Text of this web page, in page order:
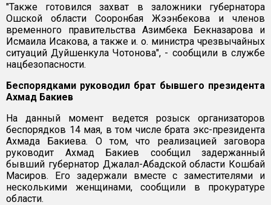
"Также готовился захват в заложники губернатора
Ошской области Сооронбая Жээнбекова и членов
временного правительства Азимбека Бекназарова и
Исмаила Исакова, а также и. о. министра чрезвычайных
ситуаций Дуйшенкула Чотонова", - сообщили в службе
нацбезопасности.
Беспорядками руководил брат бывшего президента
Ахмад Бакиев
На данный момент ведется розыск организаторов
беспорядков 14 мая, в том числе брата экс-президента
Ахмада Бакиева. О том, что реализацией заговора
руководит Ахмад Бакиев сообщил задержанный
бывший губернатор Джалал-Абадской области Кошбай
Масиров. Его задержали вместе с заместителями и
несколькими женщинами, сообщили в прокуратуре
области.